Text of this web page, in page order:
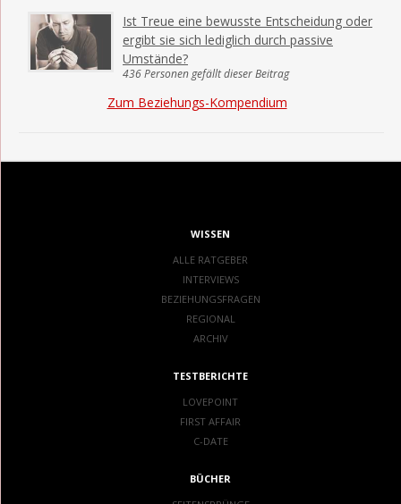
Ist Treue eine bewusste Entscheidung oder
ergibt sie sich lediglich durch passive
Umstände?
436 Personen gefällt dieser Beitrag
Zum Beziehungs-Kompendium
WISSEN
ALLE RATGEBER
INTERVIEWS
BEZIEHUNGSFRAGEN
REGIONAL
ARCHIV
TESTBERICHTE
LOVEPOINT
FIRST AFFAIR
C-DATE
BÜCHER